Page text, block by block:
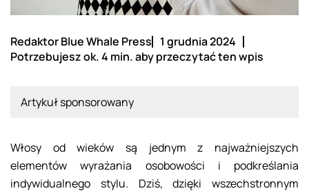
Redaktor Blue Whale Press
1 grudnia 2024
Potrzebujesz ok. 4 min. aby przeczytać ten wpis
Artykuł sponsorowany
Włosy od wieków są jednym z najważniejszych
elementów wyrażania osobowości i podkreślania
indywidualnego stylu. Dziś, dzięki wszechstronnym